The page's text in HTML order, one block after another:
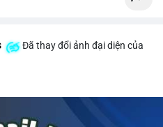
Đã thay đổi ảnh đại diện của